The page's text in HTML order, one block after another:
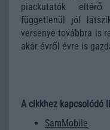
piackutatók
függetlenül jól
versenye továbbra is
akár évről évre is
A cikkhez kapcsolódó
SamMobile